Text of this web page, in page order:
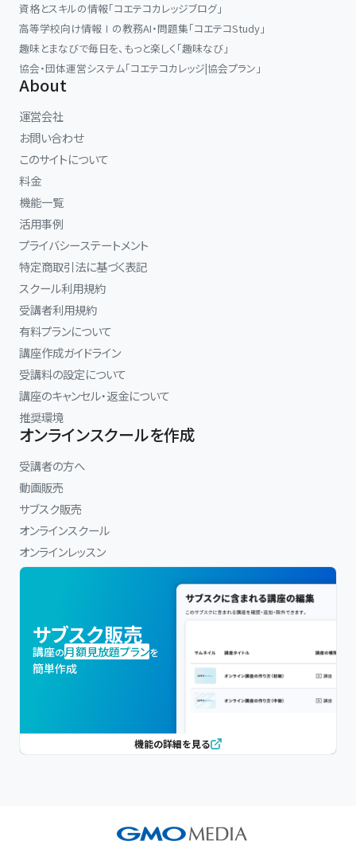
資格とスキルの情報「コエテコカレッジブログ」
高等学校向け情報Ⅰの教務AI・問題集「コエテコStudy」
趣味とまなびで毎日を、もっと楽しく「趣味なび」
協会・団体運営システム「コエテコカレッジ|協会プラン」
About
運営会社
お問い合わせ
このサイトについて
料金
機能一覧
活用事例
プライバシーステートメント
特定商取引法に基づく表記
スクール利用規約
受講者利用規約
有料プランについて
講座作成ガイドライン
受講料の設定について
講座のキャンセル・返金について
推奨環境
オンラインスクールを作成
受講者の方へ
動画販売
サブスク販売
オンラインスクール
オンラインレッスン
サブスク販売
講座の月額見放題プランを
簡単作成
機能の詳細を見る